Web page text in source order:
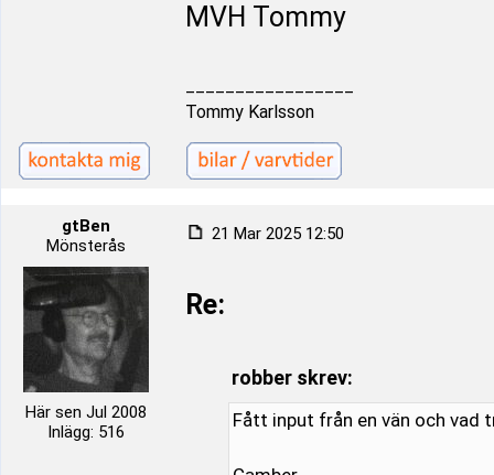
MVH Tommy
Tommy Karlsson
gtBen
Mönsterås
Här sen Jul 2008
Inlägg: 516
21 Mar 2025 12:50
Re:
robber skrev:
Fått input från en vän och vad